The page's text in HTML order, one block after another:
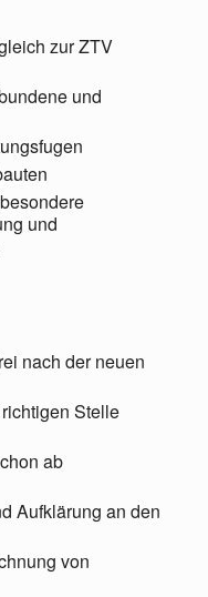
zur ZTV
und
und
nach der neuen
Stelle
ab
Aufklärung an den
von